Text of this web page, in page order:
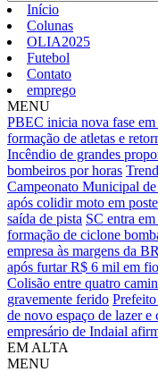
Início
Colunas
OLIA2025
Futebol
Contato
emprego
MENU
PBEC inicia nova fase
formação de atletas e
Incêndio de grandes
bombeiros por horas
Campeonato Municipal
após colidir moto em poste
saída de pista SC entra
formação de ciclone
empresa às margens da
após furtar R$ 6 mil em
Colisão entre quatro
gravemente ferido
de novo espaço de lazer e
empresário de Indaial
EM ALTA
MENU